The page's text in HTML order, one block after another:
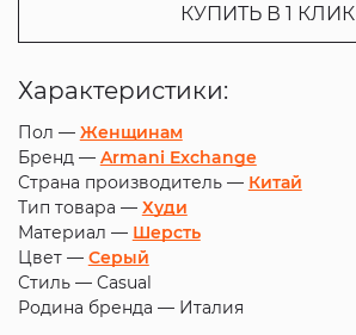
КУПИТЬ В 1 КЛИК
Характеристики:
Пол — Женщинам
Бренд — Armani Exchange
Страна производитель — Китай
Тип товара — Худи
Материал — Шерсть
Цвет — Серый
Стиль — Casual
Родина бренда — Италия